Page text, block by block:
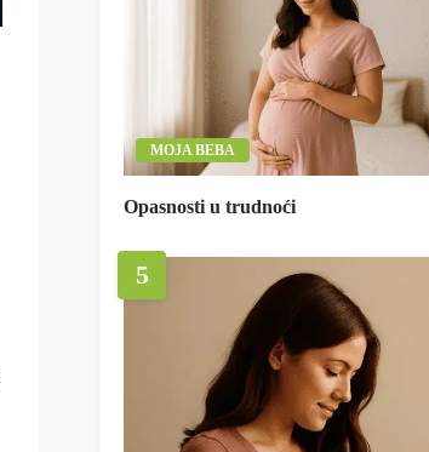
MOJA BEBA
Opasnosti u trudnoći
5